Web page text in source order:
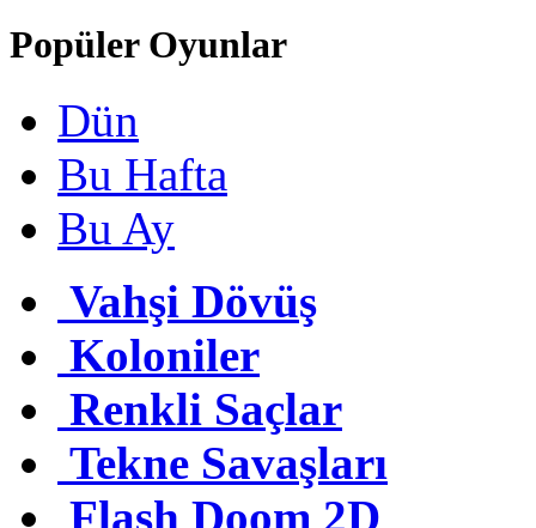
Popüler Oyunlar
Dün
Bu Hafta
Bu Ay
Vahşi Dövüş
Koloniler
Renkli Saçlar
Tekne Savaşları
Flash Doom 2D